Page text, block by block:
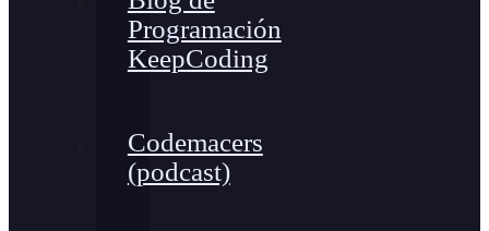
Programación
KeepCoding
Codemacers
(podcast)